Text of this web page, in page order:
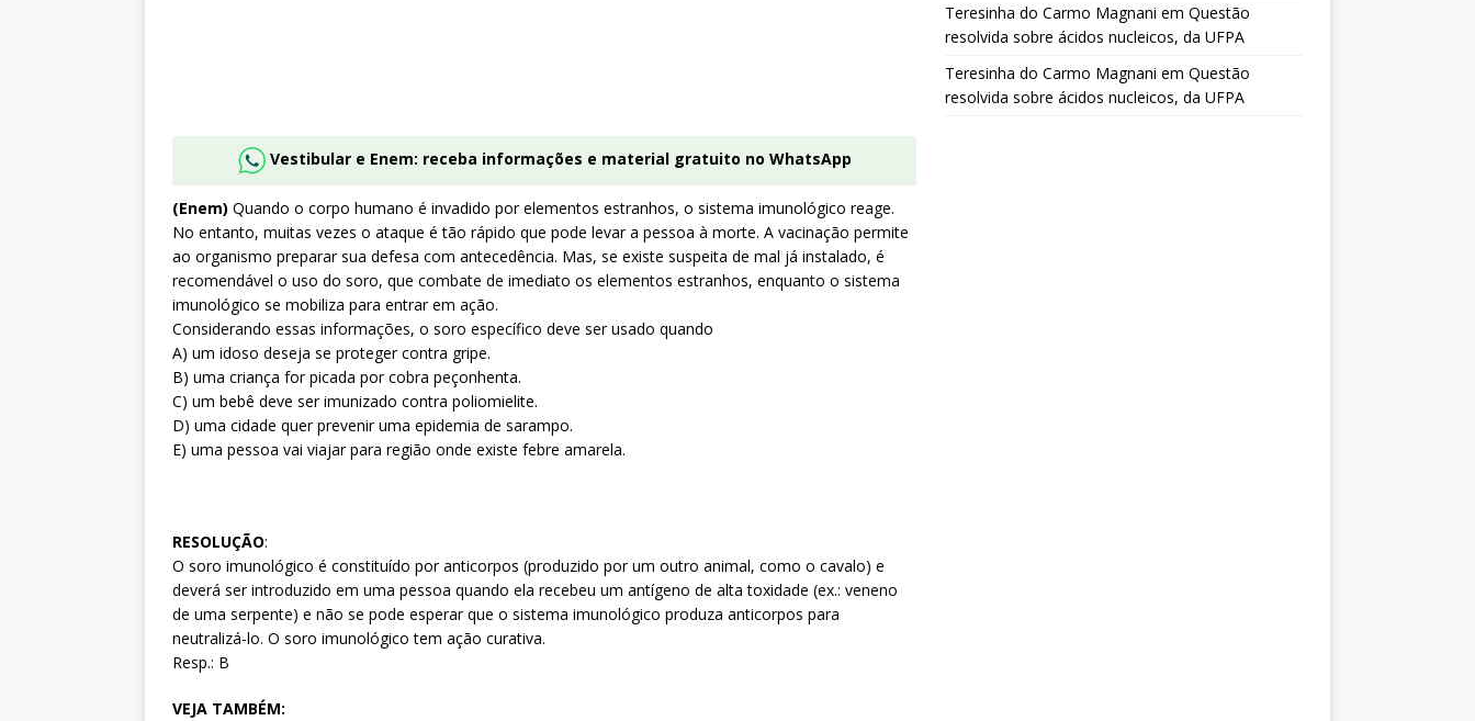
Vestibular e Enem: receba informações e material gratuito no WhatsApp
(Enem) Quando o corpo humano é invadido por elementos estranhos, o sistema imunológico reage.
No entanto, muitas vezes o ataque é tão rápido que pode levar a pessoa à morte. A vacinação permite
ao organismo preparar sua defesa com antecedência. Mas, se existe suspeita de mal já instalado, é
recomendável o uso do soro, que combate de imediato os elementos estranhos, enquanto o sistema
imunológico se mobiliza para entrar em ação.
Considerando essas informações, o soro específico deve ser usado quando
A) um idoso deseja se proteger contra gripe.
B) uma criança for picada por cobra peçonhenta.
C) um bebê deve ser imunizado contra poliomielite.
D) uma cidade quer prevenir uma epidemia de sarampo.
E) uma pessoa vai viajar para região onde existe febre amarela.
RESOLUÇÃO:
O soro imunológico é constituído por anticorpos (produzido por um outro animal, como o cavalo) e
deverá ser introduzido em uma pessoa quando ela recebeu um antígeno de alta toxidade (ex.: veneno
de uma serpente) e não se pode esperar que o sistema imunológico produza anticorpos para
neutralizá-lo. O soro imunológico tem ação curativa.
Resp.: B
VEJA TAMBÉM:
Teresinha do Carmo Magnani em Questão
resolvida sobre ácidos nucleicos, da UFPA
Teresinha do Carmo Magnani em Questão
resolvida sobre ácidos nucleicos, da UFPA